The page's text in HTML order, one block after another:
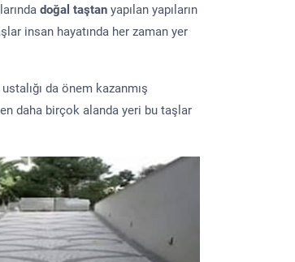
doğal taştan yapılan yapıların
insan hayatında her zaman yer
da önem kazanmış
daha birçok alanda yeri bu taşlar